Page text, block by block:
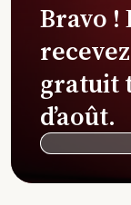
Bravo !
gratuit
d’août.